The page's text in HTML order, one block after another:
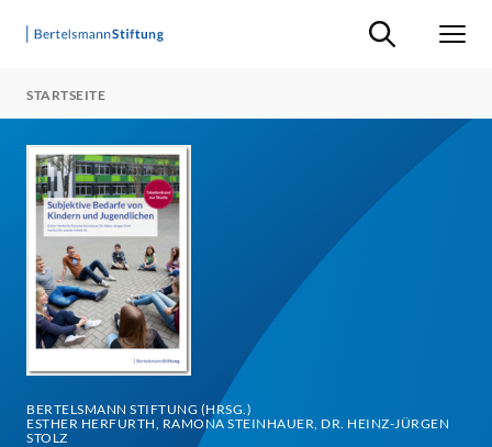
Suche ein-/
STARTSEITE
BERTELSMANN STIFTUNG (HRSG.)
ESTHER HERFURTH, RAMONA STEINHAUER, DR. HEINZ-JÜRGEN
STOLZ